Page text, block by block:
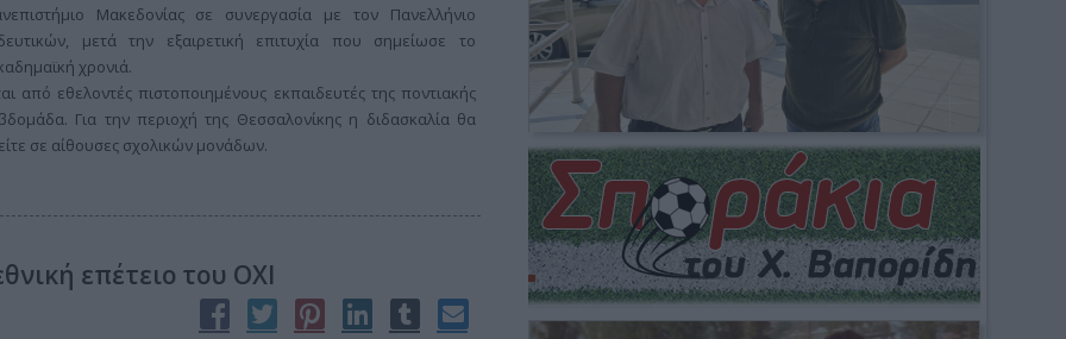
Μακεδονίας σε συνεργασία με τον Πανελλήνιο
μετά την εξαιρετική επιτυχία που σημείωσε το
χρονιά.
από εθελοντές πιστοποιημένους εκπαιδευτές της ποντιακής
Για την περιοχή της Θεσσαλονίκης η διδασκαλία θα
σε αίθουσες σχολικών μονάδων.
επέτειο του ΟΧΙ